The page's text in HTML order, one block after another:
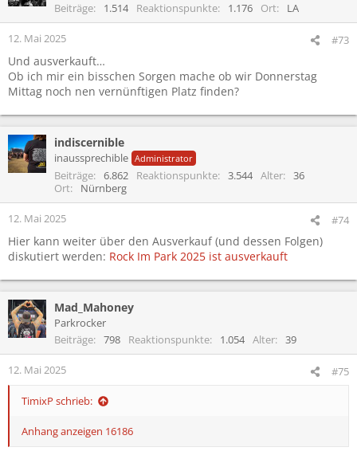
Beiträge
1.514 Reaktionspunkte 1.176 Ort LA
12. Mai 2025 #73
Und ausverkauft…
Ob ich mir ein bisschen Sorgen mache ob wir Donnerstag
Mittag noch nen vernünftigen Platz finden?
indiscernible
inaussprechible Administrator
Beiträge 6.862 Reaktionspunkte 3.544 Alter
36
Ort
Nürnberg
12. Mai 2025 #74
Hier kann weiter über den Ausverkauf (und dessen Folgen)
diskutiert werden: Rock Im Park 2025 ist ausverkauft
Mad_Mahoney
Parkrocker
Beiträge
798 Reaktionspunkte 1.054 Alter 39
12. Mai 2025 #75
TimixP schrieb:
Anhang anzeigen 16186